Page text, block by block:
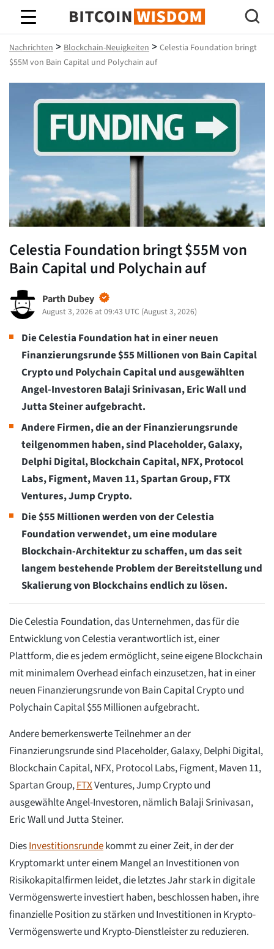
Bitcoin-Weisheit
Nachrichten > Blockchain-Neuigkeiten > Celestia Foundation bringt
$55M von Bain Capital und Polychain auf
Celestia Foundation bringt $55M von
Bain Capital und Polychain auf
Parth Dubey
August 3, 2026 at 09:43 UTC (August 3, 2026)
Die Celestia Foundation hat in einer neuen
Finanzierungsrunde $55 Millionen von Bain Capital
Crypto und Polychain Capital und ausgewählten
Angel-Investoren Balaji Srinivasan, Eric Wall und
Jutta Steiner aufgebracht.
Andere Firmen, die an der Finanzierungsrunde
teilgenommen haben, sind Placeholder, Galaxy,
Delphi Digital, Blockchain Capital, NFX, Protocol
Labs, Figment, Maven 11, Spartan Group, FTX
Ventures, Jump Crypto.
Die $55 Millionen werden von der Celestia
Foundation verwendet, um eine modulare
Blockchain-Architektur zu schaffen, um das seit
langem bestehende Problem der Bereitstellung und
Skalierung von Blockchains endlich zu lösen.
Die Celestia Foundation, das Unternehmen, das für die
Entwicklung von Celestia verantwortlich ist, einer
Plattform, die es jedem ermöglicht, seine eigene Blockchain
mit minimalem Overhead einfach einzusetzen, hat in einer
neuen Finanzierungsrunde von Bain Capital Crypto und
Polychain Capital $55 Millionen aufgebracht.
Andere bemerkenswerte Teilnehmer an der
Finanzierungsrunde sind Placeholder, Galaxy, Delphi Digital,
Blockchain Capital, NFX, Protocol Labs, Figment, Maven 11,
Spartan Group,FTXVentures, Jump Crypto und
ausgewählte Angel-Investoren, nämlich Balaji Srinivasan,
Eric Wall und Jutta Steiner.
DiesInvestitionsrundekommt zu einer Zeit, in der der
Kryptomarkt unter einem Mangel an Investitionen von
Risikokapitalfirmen leidet, die letztes Jahr stark in digitale
Vermögenswerte investiert haben, beschlossen haben, ihre
finanzielle Position zu stärken und Investitionen in Krypto-
Vermögenswerte und Krypto-Dienstleister zu reduzieren.